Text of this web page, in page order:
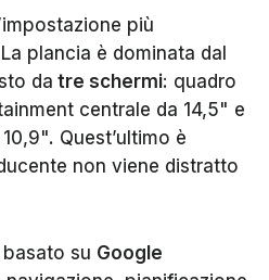
più
plancia è dominata dal
da tre schermi: quadro
centrale da 14,5" e
Quest’ultimo è
non viene distratto
su Google